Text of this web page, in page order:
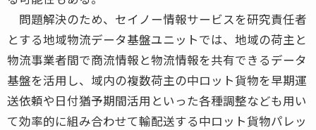
問題解決のため、セイノー情報サービスを研究責任者
とする地域物流データ基盤ユニットでは、地域の荷主と
物流事業者間で商流情報と物流情報を共有できるデータ
基盤を活用し、域内の複数荷主の中ロット貨物を早期運
送依頼や日付猶予期間活用といった各種調整なども用い
て効率的に組み合わせて輸配送する中ロット貨物パレッ